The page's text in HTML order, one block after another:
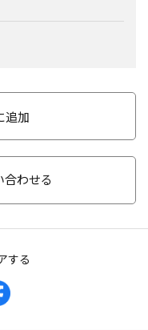
追加
合わせる
する